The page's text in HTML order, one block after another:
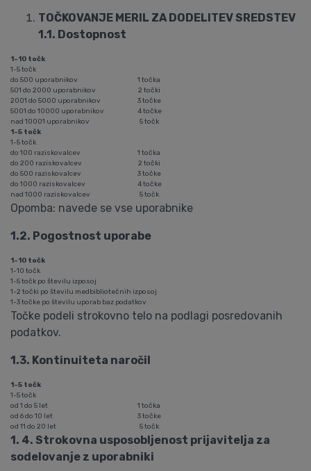
TOČKOVANJE MERIL ZA DODELITEV SREDSTEV
1.1. Dostopnost
1-10 točk
1-5 točk
do 500 uporabnikov
1 točka
501 do 2000 uporabnikov
2 točki
2001 do 5000 uporabnikov
3 točke
5001 do 10000 uporabnikov
4 točke
nad 10001 uporabnikov
5 točk
1-5 točk
1-5 točk
do 100 raziskovalcev
1 točka
do 200 raziskovalcev
2 točki
do 500 raziskovalcev
3 točke
do 1000 raziskovalcev
4 točke
nad 1000 raziskovalcev
5 točk
Opomba: navede se vse uporabnike
1.2. Pogostnost uporabe
1-10 točk
1-10 točk
1-5 točk po številu izposoj
1-2 točki po številu medbibliotečnih izposoj
1-3 točke po številu uporab baz podatkov
Točke podeli strokovno telo na podlagi posredovanih
podatkov.
1.3. Kontinuiteta naročil
1-5 točk
1-5 točk
od 1 do 5 let
1 točka
od 6 do 10 let
3 točke
od 11 do 20 let
5 točk
1. 4. Strokovna usposobljenost prijavitelja za
sodelovanje z uporabniki